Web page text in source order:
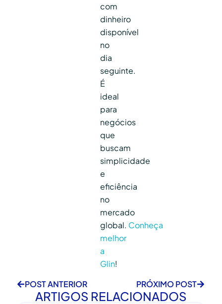
com
dinheiro
disponível
no
dia
seguinte.
É
ideal
para
negócios
que
buscam
simplicidade
e
eficiência
no
mercado
global. Conheça
melhor
a
Glin!
POST ANTERIOR
PRÓXIMO POST
ARTIGOS RELACIONADOS